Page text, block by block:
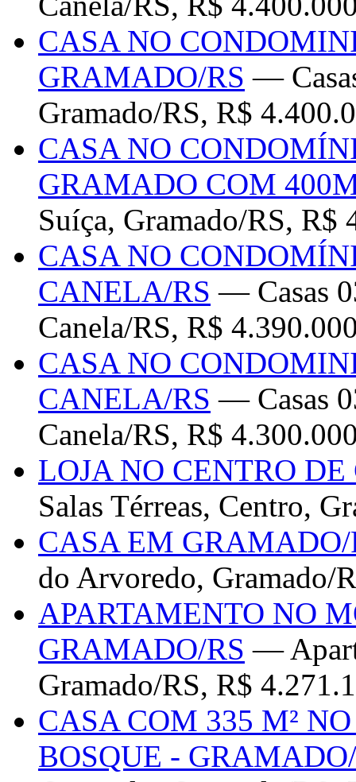
CASA NO
GRAMADO/RS —
Gramado/RS, R$
CASA NO
GRAMADO COM
Suíça, Gramado/RS, R$
CASA NO
CANELA/RS — Casas
Canela/RS, R$
CASA NO
CANELA/RS — Casas
Canela/RS, R$
LOJA NO CENTRO
Salas Térreas, Centro,
CASA EM GRAMADO/
do Arvoredo, Gramado/
APARTAMENTO NO
GRAMADO/RS —
Gramado/RS, R$
CASA COM 335 M²
BOSQUE -